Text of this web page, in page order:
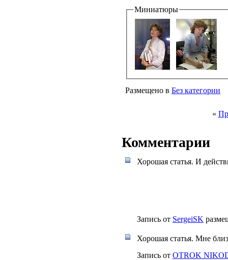
Миниатюры
Размещено в Без категории
«
Комментарии
Хорошая статья. И
Запись от SergeiSK
Хорошая статья. Мне
Запись от OTROK